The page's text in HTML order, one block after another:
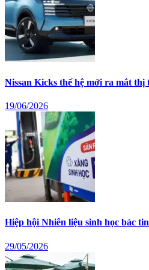
Nissan Kicks thế hệ mới ra mắt
19/06/2026
Hiệp hội Nhiên liệu sinh học bác
29/05/2026